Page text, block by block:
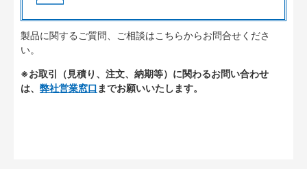
製品に関するご質問、ご相談はこちらからお問合せくださ
い。
※お取引（見積り、注文、納期等）に関わるお問い合わせ
は、 弊社営業窓口 までお願いいたします。